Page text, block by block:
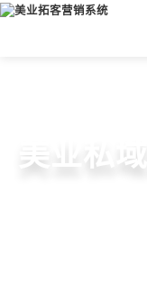
美业拓
美容院
美业私